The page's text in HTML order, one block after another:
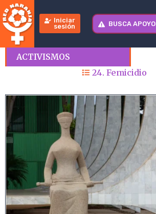
Iniciar
sesión
BUSCA APOYO
ACTIVISMOS
24. Femicidio